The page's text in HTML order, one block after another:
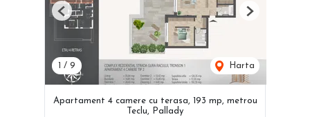
/ 9 Harta
Previous Next
Apartament 4 camere cu terasa, 193 mp, metrou
Teclu, Pallady